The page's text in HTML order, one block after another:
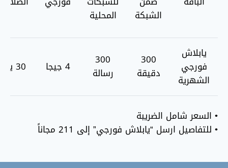
الشبكة
المحلية
يابلاش
فورجي
الشهرية
300
دقيقة
300
رسالة
4 جيجا 30 يوم
• السعر شامل الضريبة
• للتفاصيل ارسل “يابلاش فورجي” إلى 211 مجاناً